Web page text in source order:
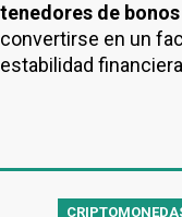
tenedores de
convertirse en un
estabilidad